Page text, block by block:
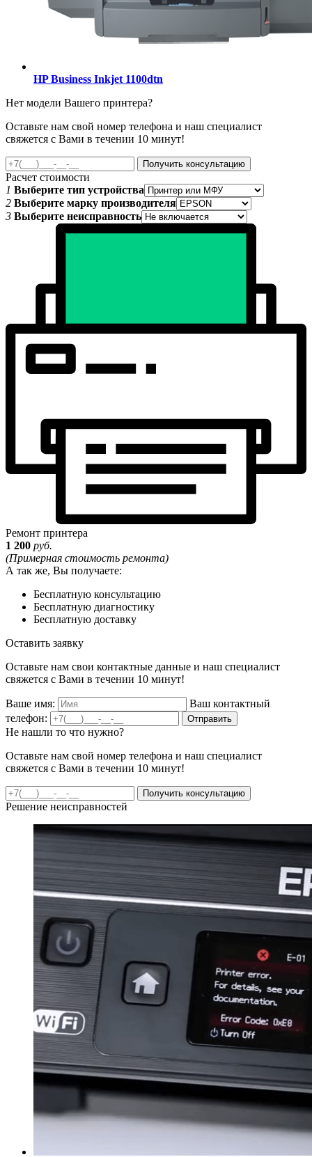
HP Business Inkjet 1100dtn
Нет модели Вашего принтера?
Оставьте нам свой номер телефона и наш специалист
свяжется с Вами в течении 10 минут!
Получить консультацию
Расчет стоимости
1 Выберите тип устройства
2 Выберите марку производителя
3 Выберите неисправность
Ремонт принтера
1 200 руб.
(Примерная стоимость ремонта)
А так же, Вы получаете:
Бесплатную консультацию
Бесплатную диагностику
Бесплатную доставку
Оставить заявку
Оставьте нам свои контактные данные и наш специалист
свяжется с Вами в течении 10 минут!
Ваше имя:
Ваш контактный
телефон:
Отправить
Не нашли то что нужно?
Оставьте нам свой номер телефона и наш специалист
свяжется с Вами в течении 10 минут!
Получить консультацию
Решение неисправностей